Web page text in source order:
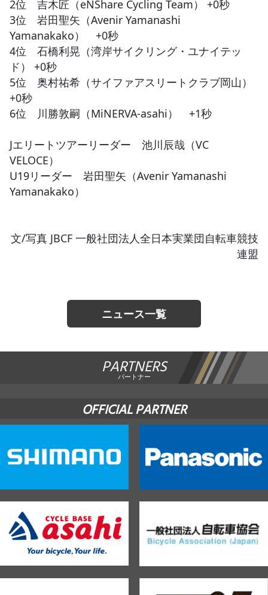
2位 吉木匠（eNShare Cycling Team） +0秒
3位 岩田聖矢（Avenir Yamanashi
Yamanakako） +0秒
4位 石橋利晃（湾岸サイクリング・ユナイテッ
ド） +0秒
5位 奥村祐希（サイファアスリートクラブ岡山）
+0秒
6位 川勝敦嗣（MiNERVA-asahi） +1秒
Jエリートツアーリーダー 池川辰哉（VC
VELOCE）
U19リーダー 岩田聖矢（Avenir Yamanashi
Yamanakako）
文/写真 JBCF 一般社団法人全日本実業団自転車競技
連盟
ニュース一覧
PARTNERS
パートナー
OFFICIAL PARTNER